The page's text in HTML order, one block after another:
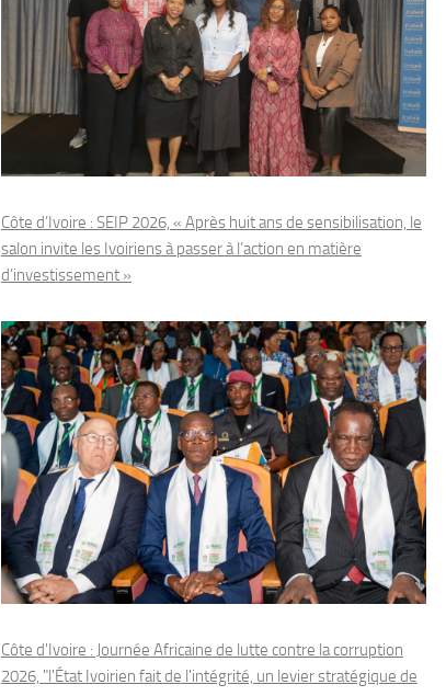
Côte d’Ivoire : SEIP 2026, « Après huit ans de sensibilisation, le
salon invite les Ivoiriens à passer à l’action en matière
d’investissement »
Côte d'Ivoire : Journée Africaine de lutte contre la corruption
2026, "l'État Ivoirien fait de l'intégrité, un levier stratégique de